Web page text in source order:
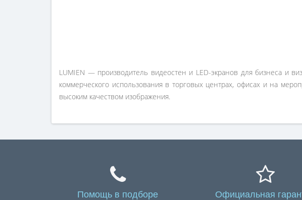
LUMIEN — производитель видеостен и LED-экранов для бизнеса и
коммерческого использования в торговых центрах, офисах и на
высоким качеством изображения.
Помощь в подборе Официальная